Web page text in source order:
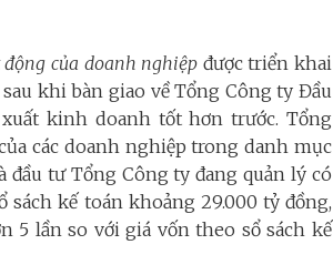
của doanh nghiệp được triển khai
khi bàn giao về Tổng Công ty Đầu
kinh doanh tốt hơn trước. Tổng
các doanh nghiệp trong danh mục
đầu tư Tổng Công ty đang quản lý có
kế toán khoảng 29.000 tỷ đồng,
5 lần so với giá vốn theo sổ sách kế